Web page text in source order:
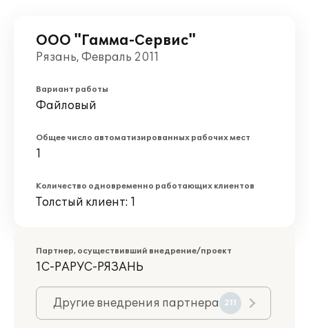
ООО "Гамма-Сервис"
Рязань, Февраль 2011
Вариант работы
Файловый
Общее число автоматизированных рабочих мест
1
Количество одновременно работающих клиентов
Толстый клиент: 1
Партнер, осуществивший внедрение/проект
1С-РАРУС-РЯЗАНЬ
Другие внедрения партнера 211